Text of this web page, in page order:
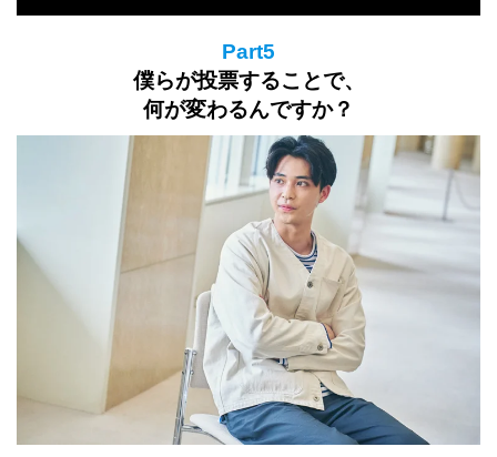
Part5
僕らが投票することで、
何が変わるんですか？